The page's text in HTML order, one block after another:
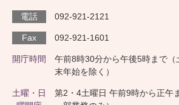
電話 092-921-2121
Fax 092-921-1601
開庁時間
午前8時30分から午後5時まで（
末年始を除く）
土曜・日
第2・4土曜日 午前9時から正午